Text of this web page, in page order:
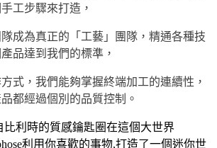
工步驟來打造，
成為真正的「工藝」團隊，精通各種技
品達到我們的標準，
式，我們能夠掌握終端加工的連續性，
都經過個別的品質控制。